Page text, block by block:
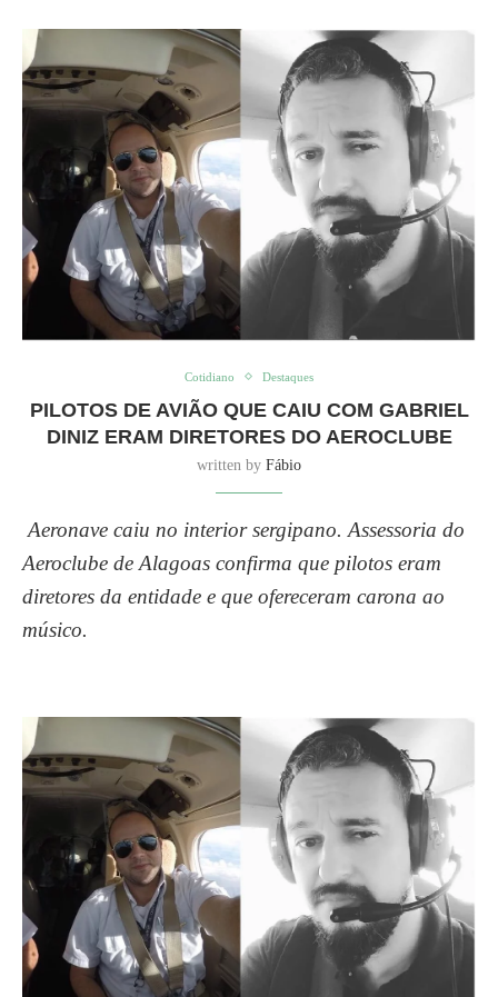
Cotidiano Destaques
PILOTOS DE AVIÃO QUE CAIU COM GABRIEL
DINIZ ERAM DIRETORES DO AEROCLUBE
written by Fábio
Aeronave caiu no interior sergipano. Assessoria do
Aeroclube de Alagoas confirma que pilotos eram
diretores da entidade e que ofereceram carona ao
músico.